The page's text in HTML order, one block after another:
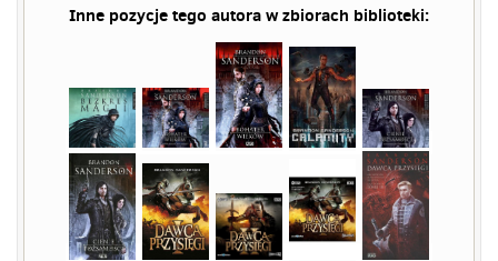
Inne pozycje tego autora w zbiorach biblioteki: